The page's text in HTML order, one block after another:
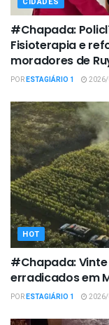
#Chapada:
Fisioterapia e
moradores de
PORESTAGIÁRIO 1
HOT
#Chapada:
erradicados em
PORESTAGIÁRIO 1